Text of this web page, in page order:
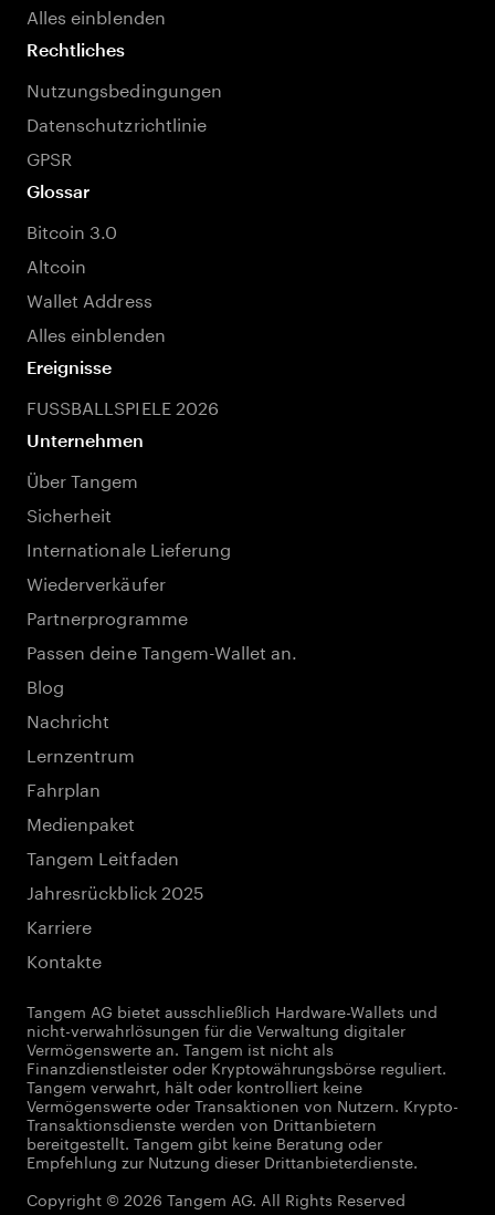
Alles einblenden
Rechtliches
Nutzungsbedingungen
Datenschutzrichtlinie
GPSR
Glossar
Bitcoin 3.0
Altcoin
Wallet Address
Alles einblenden
Ereignisse
FUSSBALLSPIELE 2026
Unternehmen
Über Tangem
Sicherheit
Internationale Lieferung
Wiederverkäufer
Partnerprogramme
Passen deine Tangem-Wallet an.
Blog
Nachricht
Lernzentrum
Fahrplan
Medienpaket
Tangem Leitfaden
Jahresrückblick 2025
Karriere
Kontakte
Tangem AG bietet ausschließlich Hardware-Wallets und
nicht-verwahrlösungen für die Verwaltung digitaler
Vermögenswerte an. Tangem ist nicht als
Finanzdienstleister oder Kryptowährungsbörse reguliert.
Tangem verwahrt, hält oder kontrolliert keine
Vermögenswerte oder Transaktionen von Nutzern. Krypto-
Transaktionsdienste werden von Drittanbietern
bereitgestellt. Tangem gibt keine Beratung oder
Empfehlung zur Nutzung dieser Drittanbieterdienste.